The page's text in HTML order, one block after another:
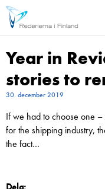
Year in
stories to
30. december 2019
If we had to choose one
for the shipping industry,
the fact…